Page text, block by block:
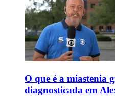
O que é a miastenia
diagnosticada em